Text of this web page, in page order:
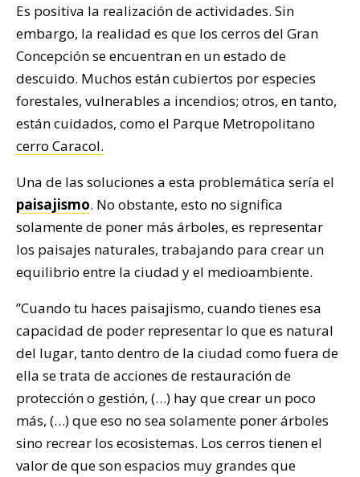
Es positiva la realización de actividades. Sin
embargo, la realidad es que los cerros del Gran
Concepción se encuentran en un estado de
descuido. Muchos están cubiertos por especies
forestales, vulnerables a incendios; otros, en tanto,
están cuidados, como el Parque Metropolitano
cerro Caracol.
Una de las soluciones a esta problemática sería el
paisajismo. No obstante, esto no significa
solamente de poner más árboles, es representar
los paisajes naturales, trabajando para crear un
equilibrio entre la ciudad y el medioambiente.
”Cuando tu haces paisajismo, cuando tienes esa
capacidad de poder representar lo que es natural
del lugar, tanto dentro de la ciudad como fuera de
ella se trata de acciones de restauración de
protección o gestión, (…) hay que crear un poco
más, (…) que eso no sea solamente poner árboles
sino recrear los ecosistemas. Los cerros tienen el
valor de que son espacios muy grandes que